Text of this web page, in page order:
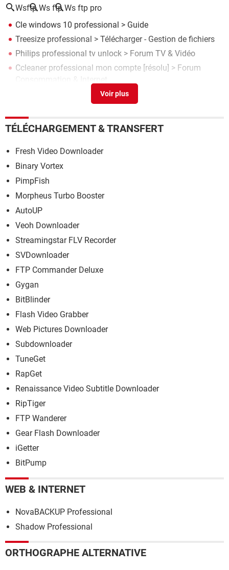
Wsftp Ws ftp Ws ftp pro
Cle windows 10 professional > Guide
Treesize professional > Télécharger - Gestion de fichiers
Philips professional tv unlock > Forum TV & Vidéo
Ccleaner professional mon compte [résolu] > Forum
Superantispyware professional> Télécharger - Antivirus &
TÉLÉCHARGEMENT & TRANSFERT
Fresh Video Downloader
Binary Vortex
PimpFish
Morpheus Turbo Booster
AutoUP
Veoh Downloader
Streamingstar FLV Recorder
SVDownloader
FTP Commander Deluxe
Gygan
BitBlinder
Flash Video Grabber
Web Pictures Downloader
Subdownloader
TuneGet
RapGet
Renaissance Video Subtitle Downloader
RipTiger
FTP Wanderer
Gear Flash Downloader
iGetter
BitPump
WEB & INTERNET
NovaBACKUP Professional
Shadow Professional
ORTHOGRAPHE ALTERNATIVE